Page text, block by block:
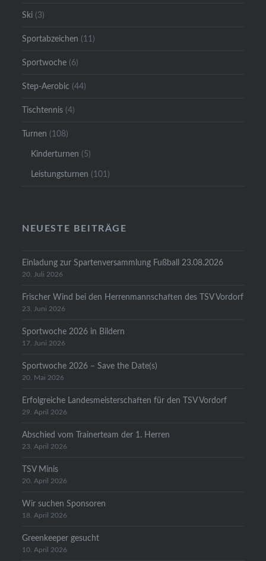
Ski (3)
Sportabzeichen (11)
Sportwoche (6)
Step-Aerobic (44)
Tischtennis (4)
Turnen (108)
Kinderturnen (5)
Leistungsturnen (101)
NEUESTE BEITRÄGE
Einladung zur Spartenversammlung Fußball 23.08.2026
20. Juli 2026
Frischer Wind bei den Herrenmannschaften des TSV Vordorf
23. Juni 2026
Sportwoche 2026 in Bildern
17. Juni 2026
Sportwoche 2026 – Save the Date(s)
20. Mai 2026
Erfolgreiche Landesmeisterschaften für den TSV Vordorf
29. April 2026
Abschied vom Trainerteam der 1. Herren
23. April 2026
TSV Minis
20. April 2026
Wir suchen Sponsoren
18. April 2026
Greenkeeper gesucht
10. April 2026